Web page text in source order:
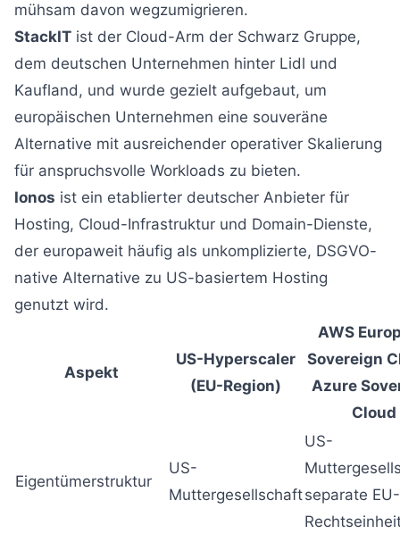
mühsam davon wegzumigrieren.
StackIT ist der Cloud-Arm der Schwarz Gruppe,
dem deutschen Unternehmen hinter Lidl und
Kaufland, und wurde gezielt aufgebaut, um
europäischen Unternehmen eine souveräne
Alternative mit ausreichender operativer Skalierung
für anspruchsvolle Workloads zu bieten.
Ionos ist ein etablierter deutscher Anbieter für
Hosting, Cloud-Infrastruktur und Domain-Dienste,
der europaweit häufig als unkomplizierte, DSGVO-
native Alternative zu US-basiertem Hosting
genutzt wird.
Aspekt
US-Hyperscaler
(EU-Region)
AWS
Sovereign
Azure
Cloud
Eigentümerstruktur
US-
Muttergesellschaft
US-
separate EU-